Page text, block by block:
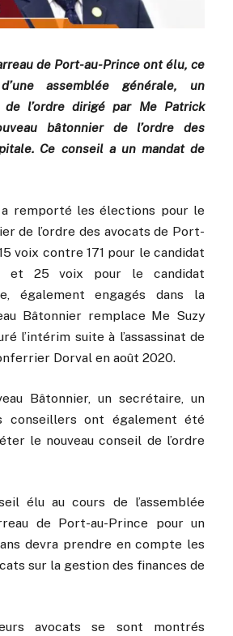
de Port-au-Prince ont élu, ce
assemblée générale, un
de l’ordre dirigé par Me Patrick
bâtonnier de l’ordre des
Ce conseil a un mandat de
remporté les élections pour le
de l’ordre des avocats de Port-
voix contre 171 pour le candidat
et 25 voix pour le candidat
également engagés dans la
Bâtonnier remplace Me Suzy
l’intérim suite à l’assassinat de
Dorval en août 2020.
Bâtonnier, un secrétaire, un
conseillers ont également été
le nouveau conseil de l’ordre
élu au cours de l’assemblée
de Port-au-Prince pour un
devra prendre en compte les
sur la gestion des finances de
avocats se sont montrés